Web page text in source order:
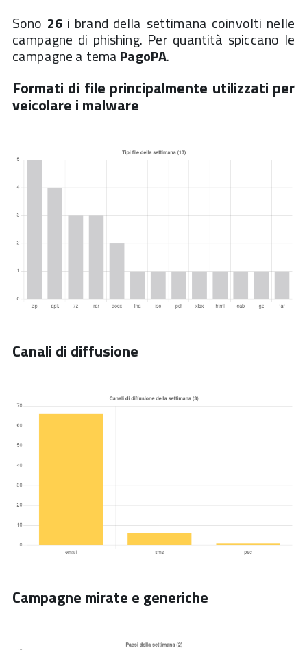
Sono 26i brand della settimana coinvolti nelle
campagne di phishing. Per quantità spiccano le
campagne a temaPagoPA.
Formati di file principalmente utilizzati per
veicolare i malware
Canali di diffusione
Campagne mirate e generiche